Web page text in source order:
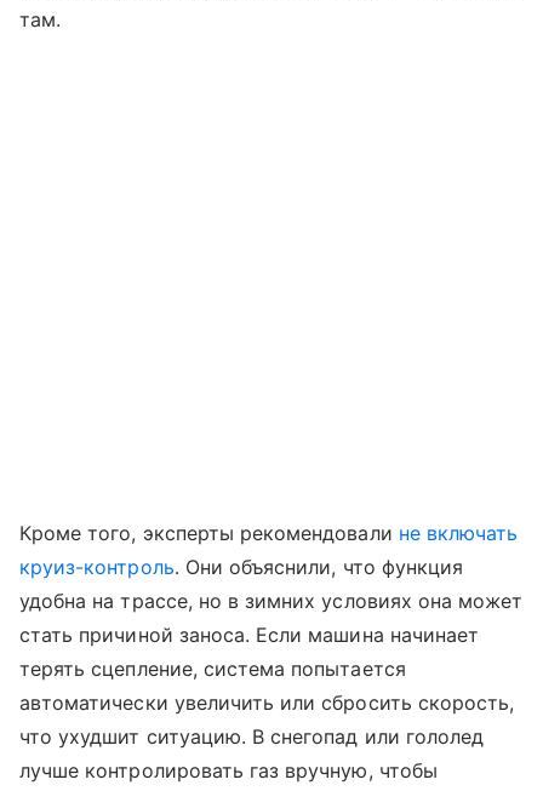
там.
Кроме того, эксперты рекомендовали не включать
круиз-контроль. Они объяснили, что функция
удобна на трассе, но в зимних условиях она может
стать причиной заноса. Если машина начинает
терять сцепление, система попытается
автоматически увеличить или сбросить скорость,
что ухудшит ситуацию. В снегопад или гололед
лучше контролировать газ вручную, чтобы